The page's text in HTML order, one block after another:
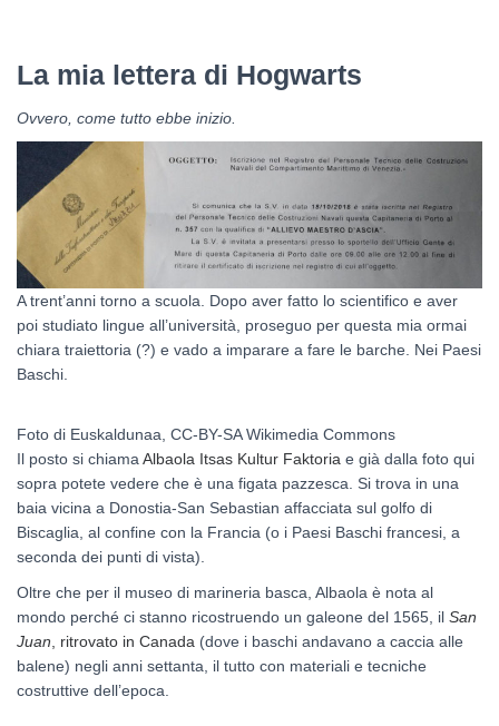
La mia lettera di Hogwarts
Ovvero, come tutto ebbe inizio.
A trent’anni torno a scuola. Dopo aver fatto lo scientifico e aver
poi studiato lingue all’università, proseguo per questa mia ormai
chiara traiettoria (?) e vado a imparare a fare le barche. Nei Paesi
Baschi.
Foto di Euskaldunaa, CC-BY-SA Wikimedia Commons
Il posto si chiama Albaola Itsas Kultur Faktoria e già dalla foto qui
sopra potete vedere che è una figata pazzesca. Si trova in una
baia vicina a Donostia-San Sebastian affacciata sul golfo di
Biscaglia, al confine con la Francia (o i Paesi Baschi francesi, a
seconda dei punti di vista).
Oltre che per il museo di marineria basca, Albaola è nota al
mondo perché ci stanno ricostruendo un galeone del 1565, il San
Juan , ritrovato in Canada (dove i baschi andavano a caccia alle
balene) negli anni settanta, il tutto con materiali e tecniche
costruttive dell’epoca.